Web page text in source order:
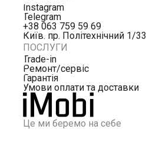
Це ми беремо на себе
Instagram
Telegram
+38 063 759 59 69
Київ. пр. Політехнічний 1/33
ПОСЛУГИ
Trade-in
Ремонт/сервіс
Гарантія
Умови оплати та доставки